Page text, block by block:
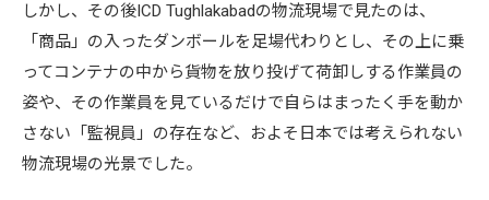
しかし、その後ICD Tughlakabadの物流現場で見たのは、
「商品」の入ったダンボールを足場代わりとし、その上に乗
ってコンテナの中から貨物を放り投げて荷卸しする作業員の
姿や、その作業員を見ているだけで自らはまったく手を動か
さない「監視員」の存在など、およそ日本では考えられない
物流現場の光景でした。